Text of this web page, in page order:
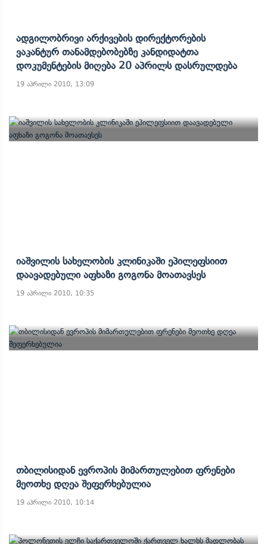
Ადგილობრივი Არქივების Დირექტორების
Ვაკანტურ Თანამდებობებზე Კანდიდატთა
Დოკუმენტების Მიღება 20 Აპრილს Დასრულდება
19 აპრილი 2010, 13:09
Იაშვილის Სახელობის Კლინიკაში Ეპილეფსიით
Დაავადებული Აფხაზი Გოგონა Მოათავსეს
19 აპრილი 2010, 10:35
Თბილისიდან Ევროპის Მიმართულებით Ფრენები
Მეოთხე Დღეა Შეფერხებულია
19 აპრილი 2010, 10:14